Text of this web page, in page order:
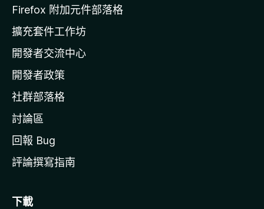
l
a
官
網
Firefox 附加元件部落格
擴充套件工作坊
開發者交流中心
開發者政策
社群部落格
討論區
回報 Bug
評論撰寫指南
下載